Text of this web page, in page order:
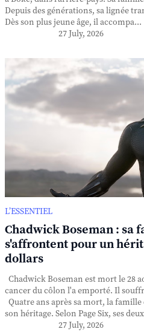
Depuis des générations, sa lignée
Dès son plus jeune âge, il accompa...
27 July, 2026
L’ESSENTIEL
Chadwick Boseman : sa
s'affrontent pour un
dollars
Chadwick Boseman est mort le 28
cancer du côlon l'a emporté. Il
Quatre ans après sa mort, la
son héritage. Selon Page Six, ses
27 July, 2026